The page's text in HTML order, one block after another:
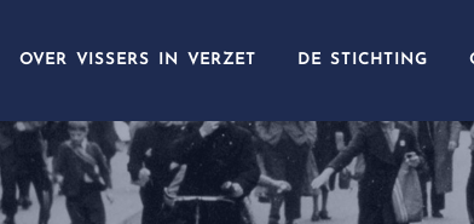
OVER VISSERS IN VERZET DE STICHTING